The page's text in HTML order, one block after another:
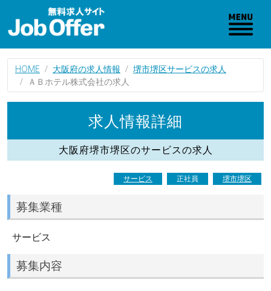
HOME 大阪府の求人情報
堺市堺区サービスの求人
ＡＢホテル株式会社の求人
求人情報詳細
大阪府堺市堺区のサービスの求人
サービス 正社員 堺市堺区
募集業種
サービス
募集内容